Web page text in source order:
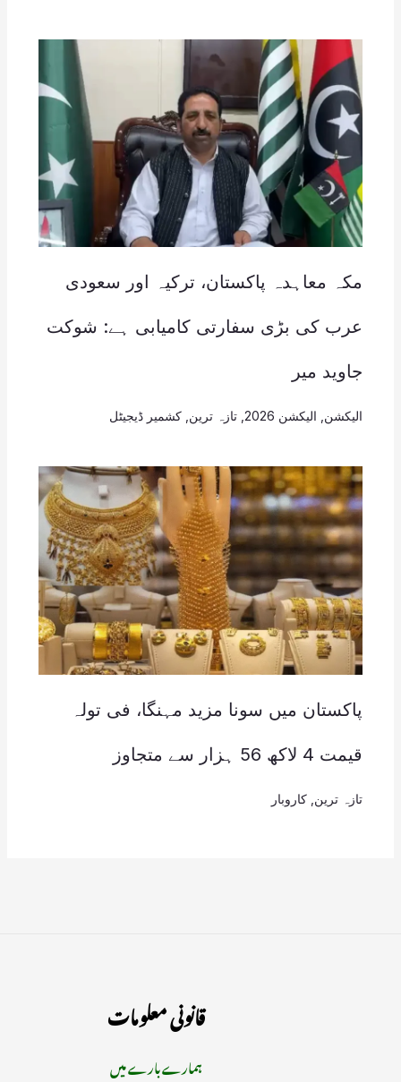
مکہ معاہدہ پاکستان، ترکیہ اور سعودی
عرب کی بڑی سفارتی کامیابی ہے: شوکت
جاوید میر
الیکشن الیکشن 2026 , تازہ ترین کشمیر ڈیجیٹل
پاکستان میں سونا مزید مہنگا، فی تولہ
قیمت 4 لاکھ 56 ہزار سے متجاوز
تازہ ترین کاروبار
قانونی معلومات
ہمارے بارے میں